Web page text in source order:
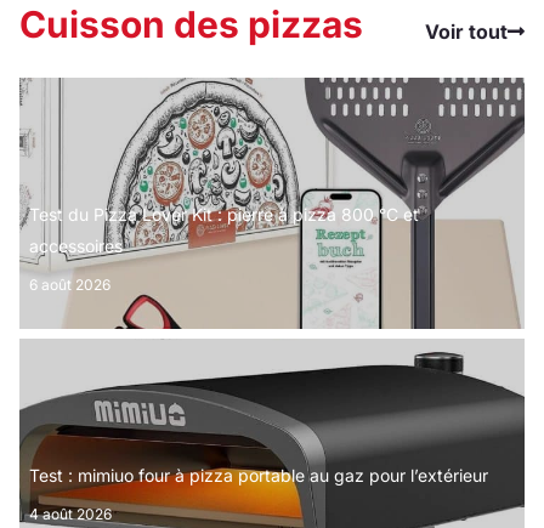
Cuisson des pizzas Voir tout
Test du Pizza Lover Kit : pierre à pizza 800 °C et
accessoires
6 août 2026
Test : mimiuo four à pizza portable au gaz pour l’extérieur
4 août 2026